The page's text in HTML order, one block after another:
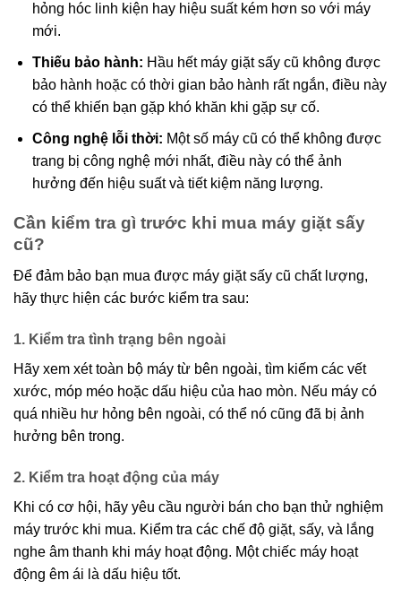
hỏng hóc linh kiện hay hiệu suất kém hơn so với máy
mới.
Thiếu bảo hành: Hầu hết máy giặt sấy cũ không được
bảo hành hoặc có thời gian bảo hành rất ngắn, điều này
có thể khiến bạn gặp khó khăn khi gặp sự cố.
Công nghệ lỗi thời: Một số máy cũ có thể không được
trang bị công nghệ mới nhất, điều này có thể ảnh
hưởng đến hiệu suất và tiết kiệm năng lượng.
Cần kiểm tra gì trước khi mua máy giặt sấy
cũ?
Để đảm bảo bạn mua được máy giặt sấy cũ chất lượng,
hãy thực hiện các bước kiểm tra sau:
1. Kiểm tra tình trạng bên ngoài
Hãy xem xét toàn bộ máy từ bên ngoài, tìm kiếm các vết
xước, móp méo hoặc dấu hiệu của hao mòn. Nếu máy có
quá nhiều hư hỏng bên ngoài, có thể nó cũng đã bị ảnh
hưởng bên trong.
2. Kiểm tra hoạt động của máy
Khi có cơ hội, hãy yêu cầu người bán cho bạn thử nghiệm
máy trước khi mua. Kiểm tra các chế độ giặt, sấy, và lắng
nghe âm thanh khi máy hoạt động. Một chiếc máy hoạt
động êm ái là dấu hiệu tốt.